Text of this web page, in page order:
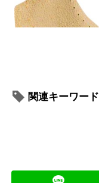
関連キーワード